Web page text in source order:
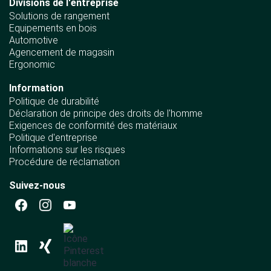
Divisions de l'entreprise
Solutions de rangement
Equipements en bois
Automotive
Agencement de magasin
Ergonomic
Information
Politique de durabilité
Déclaration de principe des droits de l'homme
Exigences de conformité des matériaux
Politique d'entreprise
Informations sur les risques
Procédure de réclamation
Suivez-nous